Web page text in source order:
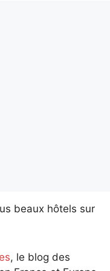
beaux hôtels sur
, le blog des